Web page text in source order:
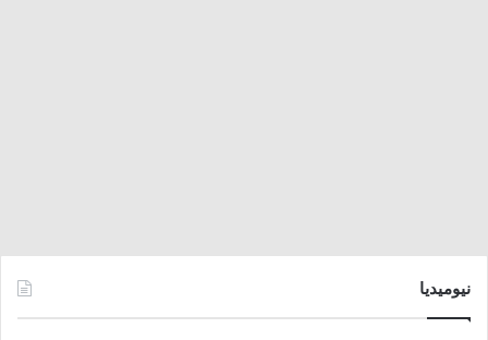
نيوميديا